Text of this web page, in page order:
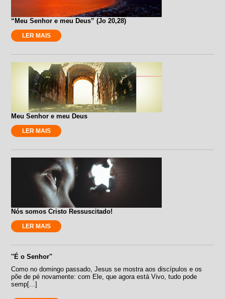
“Meu Senhor e meu Deus” (Jo 20,28)
LER MAIS
Meu Senhor e meu Deus
LER MAIS
Nós somos Cristo Ressuscitado!
LER MAIS
''É o Senhor''
Como no domingo passado, Jesus se mostra aos discípulos e os
põe de pé novamente: com Ele, que agora está Vivo, tudo pode
semp[...]